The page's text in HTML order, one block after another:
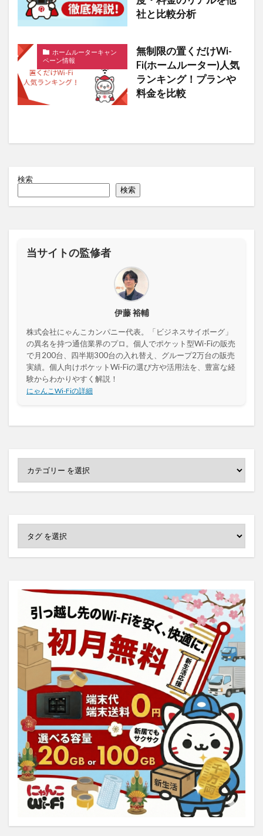
社と比較分析
ホームルーターキャン
ペーン情報
無制限の置くだけWi-
Fi(ホームルーター)人気
ランキング！プランや
料金を比較
検索
検索
当サイトの監修者
伊藤 裕輔
株式会社にゃんこカンパニー代表。「ビジネスサイボーグ」
の異名を持つ通信業界のプロ。個人でポケット型Wi-Fiの販売
で月200台、四半期300台の入れ替え、グループ2万台の販売
実績。個人向けポケットWi-Fiの選び方や活用法を、豊富な経
験からわかりやすく解説！
にゃんこWi-Fiの詳細